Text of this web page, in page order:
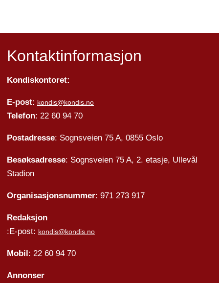
Kontaktinformasjon
Kondiskontoret:
E-post: kondis@kondis.no
Telefon: 22 60 94 70
Postadresse: Sognsveien 75 A, 0855 Oslo
Besøksadresse: Sognsveien 75 A, 2. etasje, Ullevål
Stadion
Organisasjonsnummer: 971 273 917
Redaksjon
:E-post: kondis@kondis.no
Mobil: 22 60 94 70
Annonser